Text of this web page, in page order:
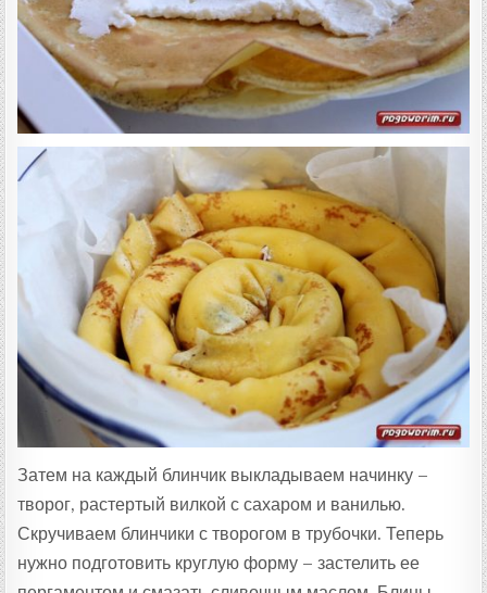
Затем на каждый блинчик выкладываем начинку –
творог, растертый вилкой с сахаром и ванилью.
Скручиваем блинчики с творогом в трубочки. Теперь
нужно подготовить круглую форму – застелить ее